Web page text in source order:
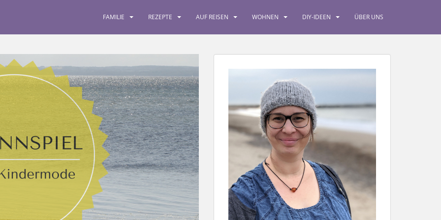
FAMILIE REZEPTE AUF REISEN WOHNEN DIY-IDEEN ÜBER UNS